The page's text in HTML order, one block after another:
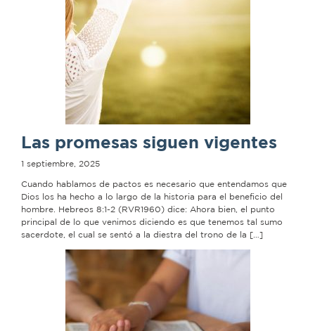
Las promesas siguen vigentes
1 septiembre, 2025
Cuando hablamos de pactos es necesario que entendamos que
Dios los ha hecho a lo largo de la historia para el beneficio del
hombre. Hebreos 8:1-2 (RVR1960) dice: Ahora bien, el punto
principal de lo que venimos diciendo es que tenemos tal sumo
sacerdote, el cual se sentó a la diestra del trono de la […]